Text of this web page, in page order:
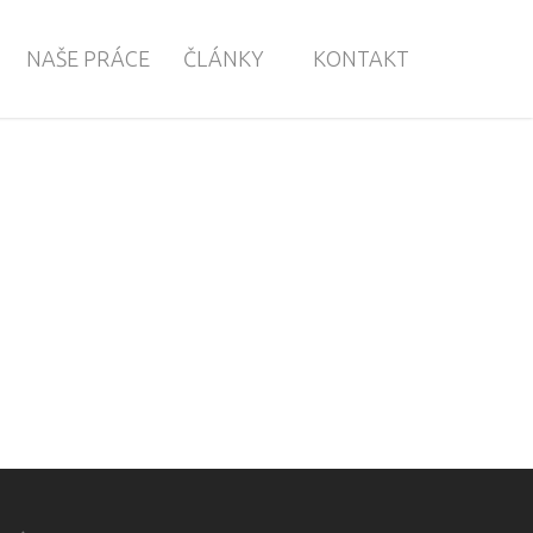
NAŠE PRÁCE ČLÁNKY KONTAKT